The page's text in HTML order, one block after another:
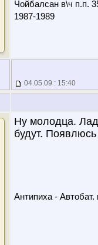
Чойбалсан в\ч п.п.
1987-1989
04.05.09 : 15:40
Ну молодца.
будут.
Антипиха - Автобат.